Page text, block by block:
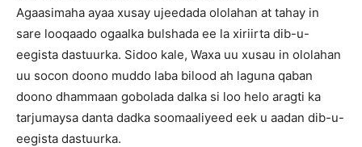
Agaasimaha ayaa xusay ujeedada ololahan at tahay in
sare looqaado ogaalka bulshada ee la xiriirta dib-u-
eegista dastuurka. Sidoo kale, Waxa uu xusau in ololahan
uu socon doono muddo laba bilood ah laguna qaban
doono dhammaan gobolada dalka si loo helo aragti ka
tarjumaysa danta dadka soomaaliyeed eek u aadan dib-u-
eegista dastuurka.